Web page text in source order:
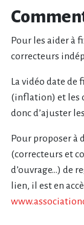
Pour les aider à
correcteurs
La vidéo date de
(inflation) et les
donc d’ajuster
Pour proposer à
(correcteurs et
d’ouvrage…) de
lien, il est en